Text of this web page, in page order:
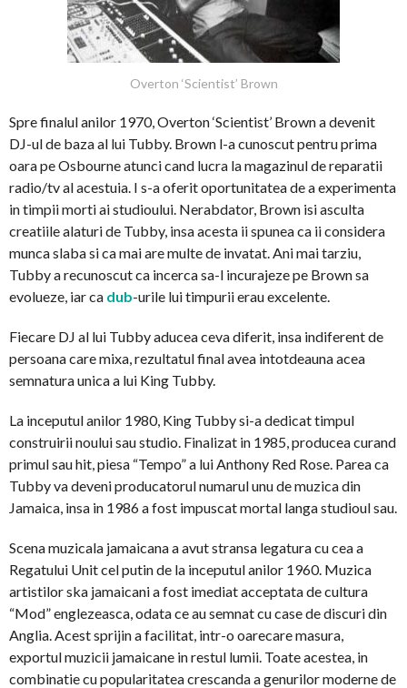
Overton ‘Scientist’ Brown
Spre finalul anilor 1970, Overton ‘Scientist’ Brown a devenit
DJ-ul de baza al lui Tubby. Brown l-a cunoscut pentru prima
oara pe Osbourne atunci cand lucra la magazinul de reparatii
radio/tv al acestuia. I s-a oferit oportunitatea de a experimenta
in timpii morti ai studioului. Nerabdator, Brown isi asculta
creatiile alaturi de Tubby, insa acesta ii spunea ca ii considera
munca slaba si ca mai are multe de invatat. Ani mai tarziu,
Tubby a recunoscut ca incerca sa-l incurajeze pe Brown sa
evolueze, iar ca dub-urile lui timpurii erau excelente.
Fiecare DJ al lui Tubby aducea ceva diferit, insa indiferent de
persoana care mixa, rezultatul final avea intotdeauna acea
semnatura unica a lui King Tubby.
La inceputul anilor 1980, King Tubby si-a dedicat timpul
construirii noului sau studio. Finalizat in 1985, producea curand
primul sau hit, piesa “Tempo” a lui Anthony Red Rose. Parea ca
Tubby va deveni producatorul numarul unu de muzica din
Jamaica, insa in 1986 a fost impuscat mortal langa studioul sau.
Scena muzicala jamaicana a avut stransa legatura cu cea a
Regatului Unit cel putin de la inceputul anilor 1960. Muzica
artistilor ska jamaicani a fost imediat acceptata de cultura
“Mod” englezeasca, odata ce au semnat cu case de discuri din
Anglia. Acest sprijin a facilitat, intr-o oarecare masura,
exportul muzicii jamaicane in restul lumii. Toate acestea, in
combinatie cu popularitatea crescanda a genurilor moderne de